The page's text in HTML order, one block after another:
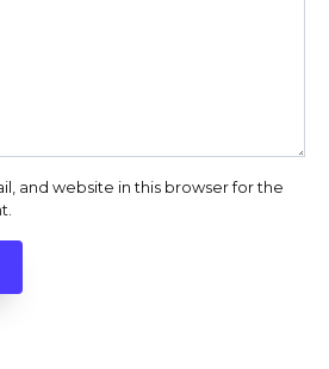
and website in this browser for the